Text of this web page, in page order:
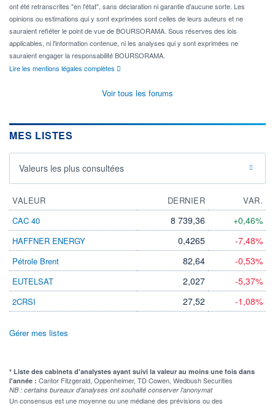
ont été retranscrites "en l'état", sans déclaration ni garantie d'aucune sorte. Les
opinions ou estimations qui y sont exprimées sont celles de leurs auteurs et ne
sauraient refléter le point de vue de BOURSORAMA. Sous réserves des lois
applicables, ni l'information contenue, ni les analyses qui y sont exprimées ne
sauraient engager la responsabilité BOURSORAMA.
Lire les mentions légales complètes
Voir tous les forums
MES LISTES
Valeurs les plus consultées
VALEUR DERNIER
VAR.
CAC 40
8 739,36 +0,46%
HAFFNER ENERGY 0,4265 -7,48%
Pétrole Brent 82,64 -0,53%
EUTELSAT 2,027 -5,37%
2CRSI 27,52 -1,08%
Gérer mes listes
* Liste des cabinets d'analystes ayant suivi la valeur au moins une fois dans
l'année : Cantor Fitzgerald, Oppenheimer, TD Cowen, Wedbush Securities
NB : certains bureaux d'analyses ont souhaité conserver l'anonymat
Un consensus est une moyenne ou une médiane des prévisions ou des